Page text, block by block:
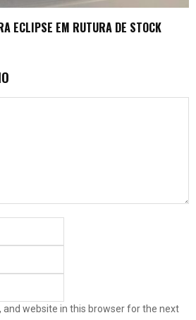
ECLIPSE EM RUTURA DE STOCK
and website in this browser for the next